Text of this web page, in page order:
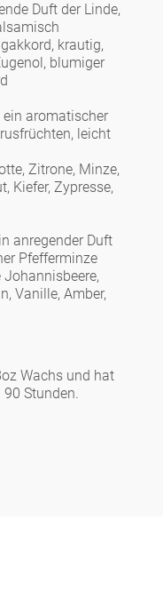
Duft der Linde,
krautig,
blumiger
ein aromatischer
leicht
Zitrone, Minze,
Kiefer, Zypresse,
anregender Duft
Pfefferminze
Vanille, Amber,
Wachs und hat
Stunden.